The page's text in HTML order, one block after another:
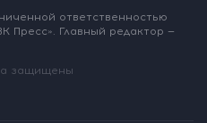
ответственностью
Пресс». Главный редактор —
защищены